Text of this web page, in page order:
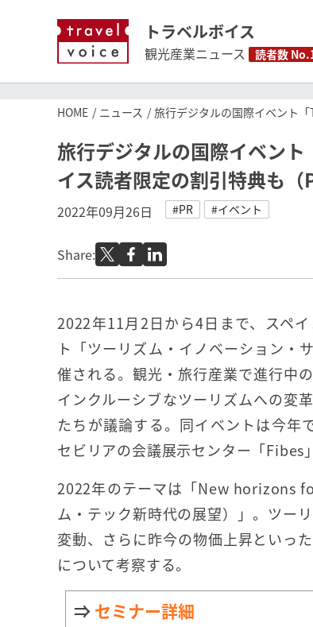
トラベルボイス
観光産業ニュース 読者数
HOME ニュース 旅行デジタルの国際イベント
旅行デジタルの国際イベン
イス読者限定の割引特典も（
2022年09月26日 #PR #イベント
Share:
2022年11月2日から4日まで、スペ
ト「ツーリズム・イノベーション・
催される。観光・旅行産業で進行中
インクルーシブなツーリズムへの変
たちが議論する。同イベントは今年
セビリアの会議展示センター「Fibes
2022年のテーマは「New horizons
ム・テック新時代の展望）」。ツー
変動、さらに昨今の物価上昇といっ
について考察する。
⇒セミナー詳細